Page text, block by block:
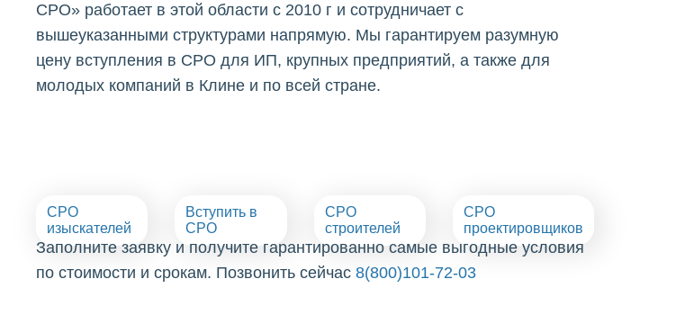
СРО» работает в этой области с 2010 г и сотрудничает с
вышеуказанными структурами напрямую. Мы гарантируем разумную
цену вступления в СРО для ИП, крупных предприятий, а также для
молодых компаний в Клине и по всей стране.
СРО
изыскателей
Вступить в
СРО
СРО
строителей
СРО
проектировщиков
Заполните заявку и получите гарантированно самые выгодные условия
по стоимости и срокам. Позвонить сейчас 8(800)101-72-03